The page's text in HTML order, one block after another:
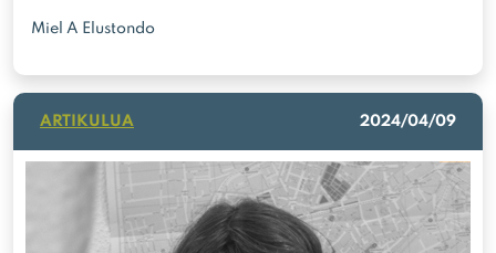
Miel A Elustondo
ARTIKULUA 2024/04/09